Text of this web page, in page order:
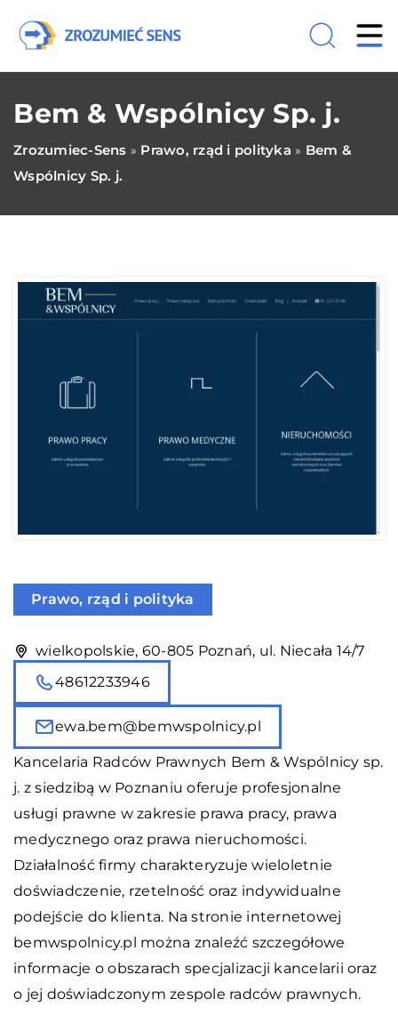
Bem & Wspólnicy Sp. j.
Zrozumiec-Sens » Prawo, rząd i polityka » Bem &
Wspólnicy Sp. j.
Prawo, rząd i polityka
wielkopolskie, 60-805 Poznań, ul. Niecała 14/7
48612233946
ewa.bem@bemwspolnicy.pl
Kancelaria Radców Prawnych Bem & Wspólnicy sp.
j. z siedzibą w Poznaniu oferuje profesjonalne
usługi prawne w zakresie prawa pracy, prawa
medycznego oraz prawa nieruchomości.
Działalność firmy charakteryzuje wieloletnie
doświadczenie, rzetelność oraz indywidualne
podejście do klienta. Na stronie internetowej
bemwspolnicy.pl można znaleźć szczegółowe
informacje o obszarach specjalizacji kancelarii oraz
o jej doświadczonym zespole radców prawnych.